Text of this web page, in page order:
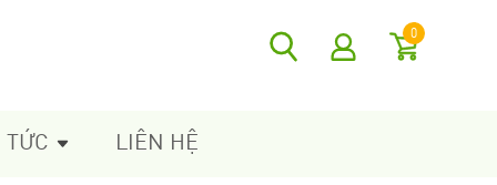
0
TỨC LIÊN HỆ